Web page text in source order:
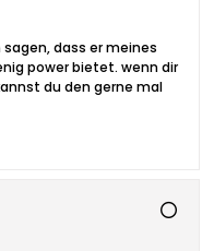
dass er meines
power bietet. wenn dir
du den gerne mal